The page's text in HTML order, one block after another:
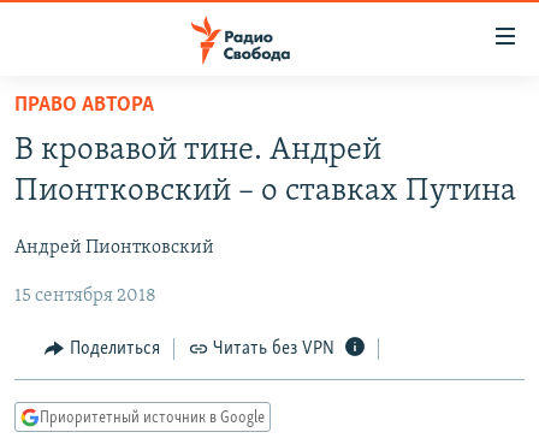
упрощенного
доступа
Вернуться
основному
Вернутся
главной
навигации
Вернутся
ПОДКАСТЫ
ЦИТАТЫ СВОБОДЫ
МНЕНИЯ
КУЛЬТУРА
IDEL.РЕАЛИИ
КАВКАЗ.РЕАЛИИ
ПРАВО АВТОРА
В кровавой тине. Андрей
Пионтковский – о ставках Путина
Андрей Пионтковский
15 сентября 2018
Поделиться Читать без VPN
Приоритетный источник в Google